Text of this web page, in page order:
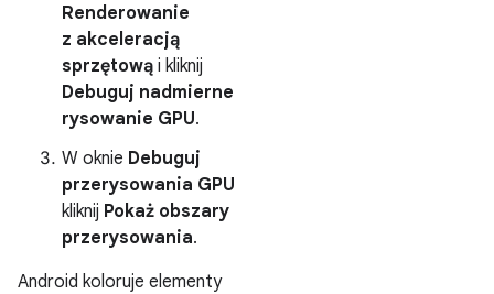
Renderowanie
z akceleracją
sprzętową i kliknij
Debuguj nadmierne
rysowanie GPU.
W oknie Debuguj
przerysowania GPU
kliknij Pokaż obszary
przerysowania.
Android koloruje elementy